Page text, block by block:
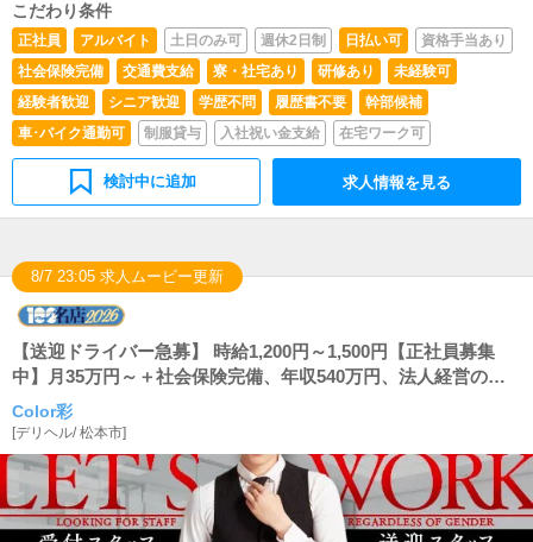
こだわり条件
正社員 アルバイト 土日のみ可 週休2日制 日払い可
資格手当あり
社会保険完備
交通費支給 寮・社宅あり 研修あり
未経験可
経験者歓迎
シニア歓迎 学歴不問 履歴書不要
幹部候補
車･バイク通勤可
制服貸与 入社祝い金支給 在宅ワーク可
検討中に追加 求人情報を見る
8/7 23:05 求人ムービー更新
【送迎ドライバー急募】 時給1,200円～1,500円【正社員募集
中】月35万円～＋社会保険完備、年収540万円、法人経営の安
定した職場で働いてみませんか？
Color彩
[デリヘル/松本市]